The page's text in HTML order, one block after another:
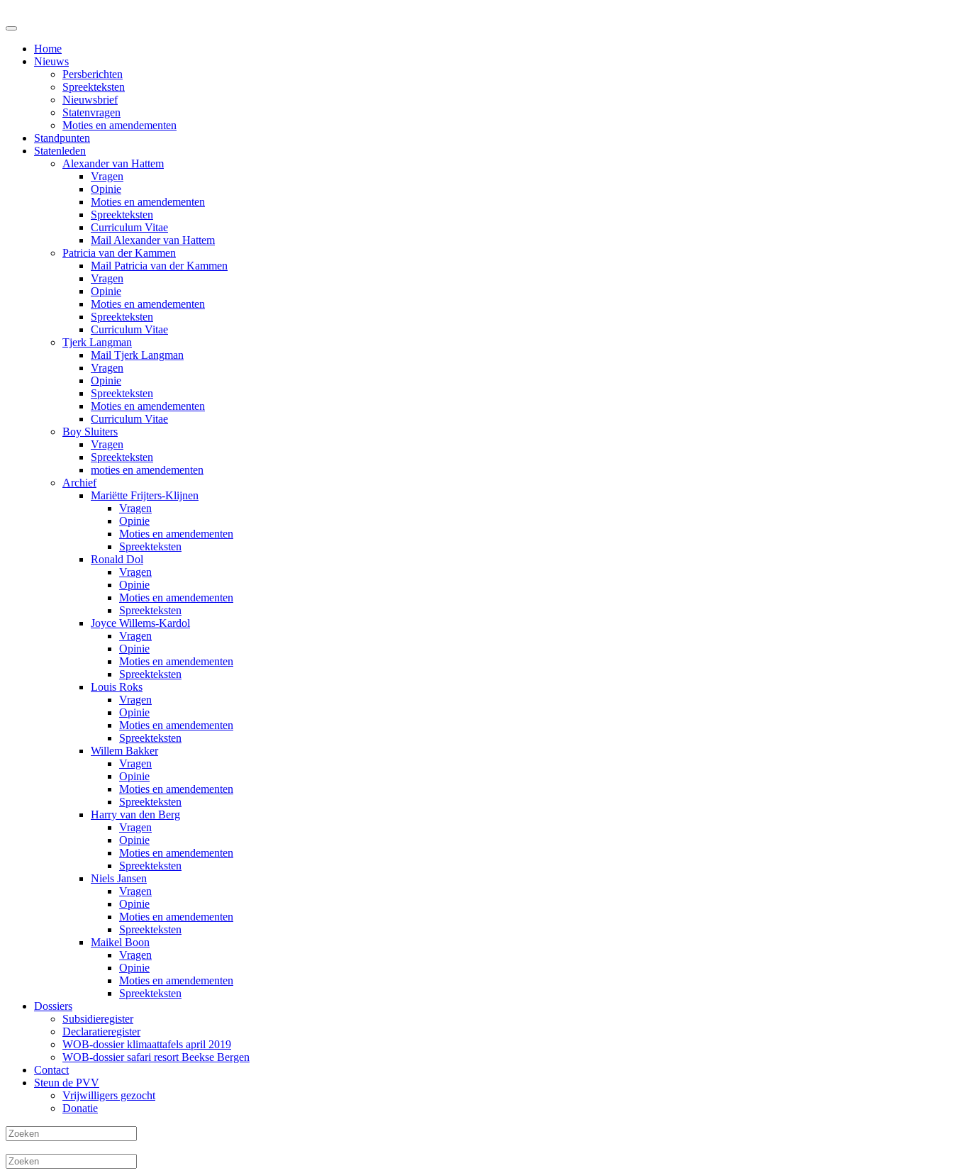
Home
Nieuws
Persberichten
Spreekteksten
Nieuwsbrief
Statenvragen
Moties en amendementen
Standpunten
Statenleden
Alexander van Hattem
Vragen
Opinie
Moties en amendementen
Spreekteksten
Curriculum Vitae
Mail Alexander van Hattem
Patricia van der Kammen
Mail Patricia van der Kammen
Vragen
Opinie
Moties en amendementen
Spreekteksten
Curriculum Vitae
Tjerk Langman
Mail Tjerk Langman
Vragen
Opinie
Spreekteksten
Moties en amendementen
Curriculum Vitae
Boy Sluiters
Vragen
Spreekteksten
moties en amendementen
Archief
Mariëtte Frijters-Klijnen
Vragen
Opinie
Moties en amendementen
Spreekteksten
Ronald Dol
Vragen
Opinie
Moties en amendementen
Spreekteksten
Joyce Willems-Kardol
Vragen
Opinie
Moties en amendementen
Spreekteksten
Louis Roks
Vragen
Opinie
Moties en amendementen
Spreekteksten
Willem Bakker
Vragen
Opinie
Moties en amendementen
Spreekteksten
Harry van den Berg
Vragen
Opinie
Moties en amendementen
Spreekteksten
Niels Jansen
Vragen
Opinie
Moties en amendementen
Spreekteksten
Maikel Boon
Vragen
Opinie
Moties en amendementen
Spreekteksten
Dossiers
Subsidieregister
Declaratieregister
WOB-dossier klimaattafels april 2019
WOB-dossier safari resort Beekse Bergen
Contact
Steun de PVV
Vrijwilligers gezocht
Donatie